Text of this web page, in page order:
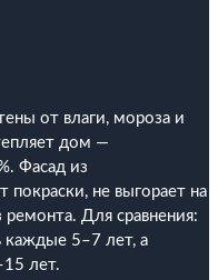
от влаги, мороза и
дом —
Фасад из
покраски, не выгорает на
Для сравнения:
каждые 5–7 лет, а
лет.